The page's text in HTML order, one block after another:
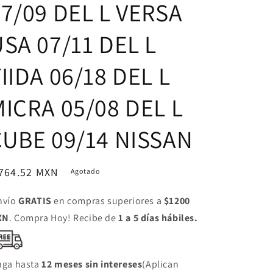
09 DEL L VERSA
07/11 DEL L
06/18 DEL L
05/08 DEL L
09/14 NISSAN
MXN Agotado
GRATISen compras superiores a $1200
. Compra Hoy! Recibe de1 a 5 días hábiles.
hasta12 meses sin intereses(Aplican